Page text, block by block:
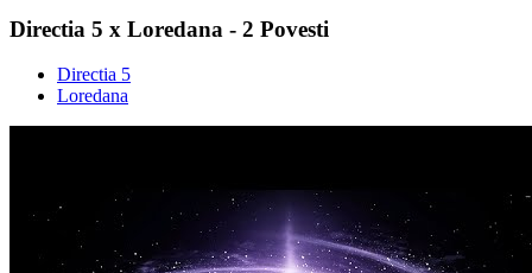
Directia 5 x Loredana - 2 Povesti
Directia 5
Loredana